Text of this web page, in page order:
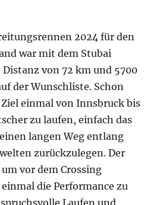
die Performance zu
Laufen und
auf ausgesetzten
Die Freude auf ein
war groß, zumal ich viele
vom Transalpine Run
dem Bus ging es um 23 Uhr
zum Start am